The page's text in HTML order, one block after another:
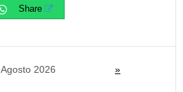
Share
Agosto 2026 »